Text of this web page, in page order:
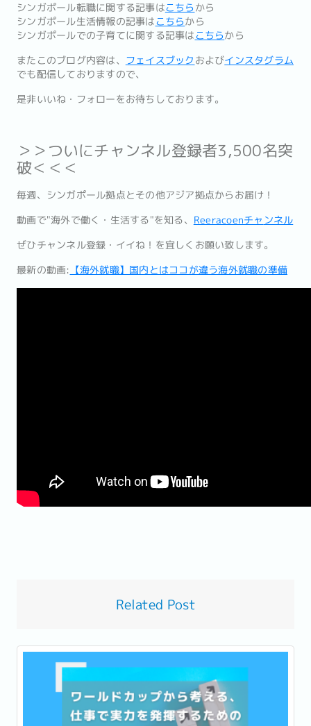
シンガポール転職に関する記事はこちら から
シンガポール生活情報の記事はこちらから
シンガポールでの子育てに関する記事はこちらから
またこのブログ内容は、 フェイスブック およびインスタグラム
でも配信しておりますので、
是非いいね・フォローをお待ちしております。
＞＞ついにチャンネル登録者3,500名突
破＜＜＜
毎週、シンガポール拠点とその他アジア拠点からお届け！
動画で"海外で働く・生活する"を知る、 Reeracoenチャ ンネル
ぜひチャンネル登録・イイね！を宜しくお願い致します。
最新の動画: 【海外就職】国内とはココが違う海外就職の準備
Related Post